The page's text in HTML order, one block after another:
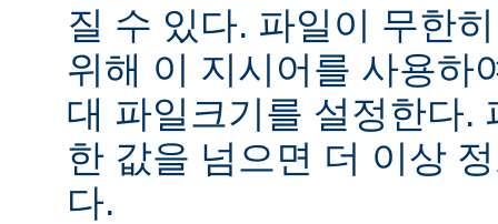
질 수 있다. 파일이 무한
위해 이 지시어를 사용하
대 파일크기를 설정한다.
한 값을 넘으면 더 이상
다.